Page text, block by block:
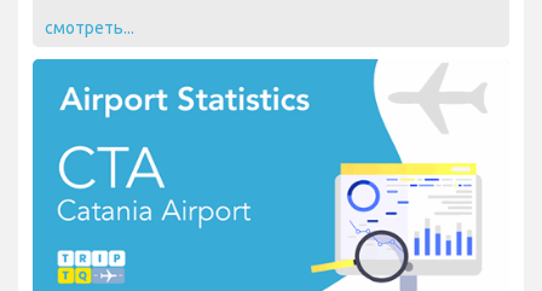
смотреть...